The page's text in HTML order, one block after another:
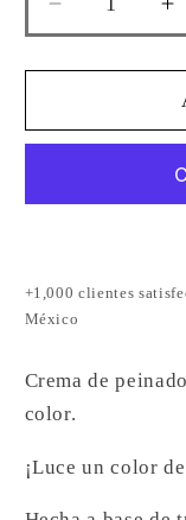
Reducir
cantidad
para
SEAL
CREAM
+1,000 clientes
México
Crema de
color.
¡Luce un color